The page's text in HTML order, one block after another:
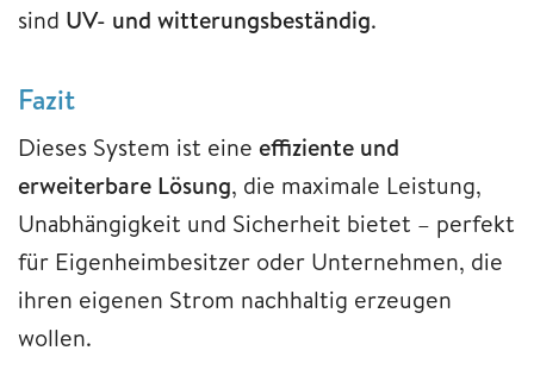
sind UV- und witterungsbeständig.
Fazit
Dieses System ist eine effiziente und
erweiterbare Lösung, die maximale Leistung,
Unabhängigkeit und Sicherheit bietet – perfekt
für Eigenheimbesitzer oder Unternehmen, die
ihren eigenen Strom nachhaltig erzeugen
wollen.